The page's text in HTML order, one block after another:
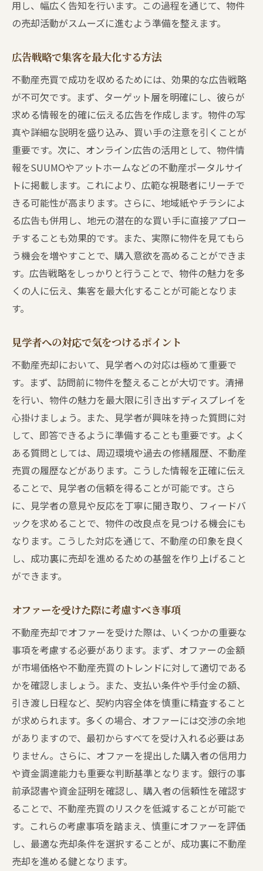
用し、幅広く告知を行います。この過程を通じて、物件
の売却活動がスムーズに進むよう準備を整えます。
広告戦略で集客を最大化する方法
不動産売買で成功を収めるためには、効果的な広告戦略
が不可欠です。まず、ターゲット層を明確にし、彼らが
求める情報を的確に伝える広告を作成します。物件の写
真や詳細な説明を盛り込み、買い手の注意を引くことが
重要です。次に、オンライン広告の活用として、物件情
報をSUUMOやアットホームなどの不動産ポータルサイ
トに掲載します。これにより、広範な視聴者にリーチで
きる可能性が高まります。さらに、地域紙やチラシによ
る広告も併用し、地元の潜在的な買い手に直接アプロー
チすることも効果的です。また、実際に物件を見てもら
う機会を増やすことで、購入意欲を高めることができま
す。広告戦略をしっかりと行うことで、物件の魅力を多
くの人に伝え、集客を最大化することが可能となりま
す。
見学者への対応で気をつけるポイント
不動産売却において、見学者への対応は極めて重要で
す。まず、訪問前に物件を整えることが大切です。清掃
を行い、物件の魅力を最大限に引き出すディスプレイを
心掛けましょう。また、見学者が興味を持った質問に対
して、即答できるように準備することも重要です。よく
ある質問としては、周辺環境や過去の修繕履歴、不動産
売買の履歴などがあります。こうした情報を正確に伝え
ることで、見学者の信頼を得ることが可能です。さら
に、見学者の意見や反応を丁寧に聞き取り、フィードバ
ックを求めることで、物件の改良点を見つける機会にも
なります。こうした対応を通じて、不動産の印象を良く
し、成功裏に売却を進めるための基盤を作り上げること
ができます。
オファーを受けた際に考慮すべき事項
不動産売却でオファーを受けた際は、いくつかの重要な
事項を考慮する必要があります。まず、オファーの金額
が市場価格や不動産売買のトレンドに対して適切である
かを確認しましょう。また、支払い条件や手付金の額、
引き渡し日程など、契約内容全体を慎重に精査すること
が求められます。多くの場合、オファーには交渉の余地
がありますので、最初からすべてを受け入れる必要はあ
りません。さらに、オファーを提出した購入者の信用力
や資金調達能力も重要な判断基準となります。銀行の事
前承認書や資金証明を確認し、購入者の信頼性を確認す
ることで、不動産売買のリスクを低減することが可能で
す。これらの考慮事項を踏まえ、慎重にオファーを評価
し、最適な売却条件を選択することが、成功裏に不動産
売却を進める鍵となります。